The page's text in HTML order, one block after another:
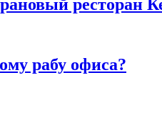
ресторан
рабу офиса?